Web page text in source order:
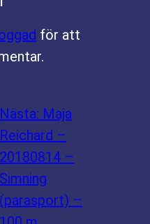
för att
Nästa: Maja
Reichard –
20180814 –
Simning
(parasport) –